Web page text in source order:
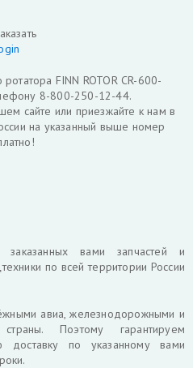
FINN ROTOR CR-600-
8-800-250-12-44.
сайте или приезжайте к нам в
на указанный выше номер
вами запчастей и
по всей территории России
авиа, железнодорожными и
Поэтому гарантируем
доставку по указанному вами